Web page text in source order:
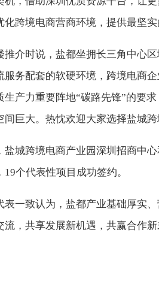
化跨境电商营商环境，提供最坚
推介时说，盐都坐拥长三角中心
服务配套的软硬环境，跨境电商
生产力重要阵地“碳路先锋”的要
间巨大。热忱欢迎大家选择盐城
盐城跨境电商产业园深圳招商中
19个代表性项目成功签约。
表一致认为，盐都产业基础厚实
流，共享发展新机遇，共赢合作